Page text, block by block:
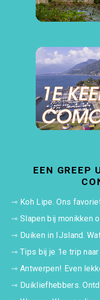
EEN GREEP
⇾ Koh Lipe. Ons
⇾Slapen bij monikken
⇾ Duiken in IJsland.
⇾Tips bij je 1e trip
⇾Antwerpen! Even
⇾ Duikliefhebbers.